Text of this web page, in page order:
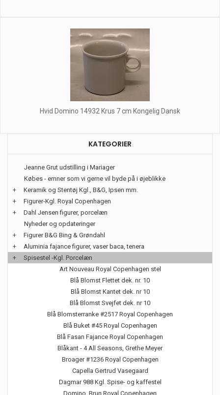
Hvid Domino 14932 Krus 7 cm Kongelig Dansk
KATEGORIER
Jeanne Grut udstilling i Mariager
Købes - emner som vi gerne vil byde på i øjeblikke
+
Keramik og Stentøj Kgl., B&G, Ipsen mm.
+
Figurer-Kgl. Royal Copenhagen
+
Dahl Jensen figurer, porcelæn
Nyheder og opdateringer
+
Figurer B&G Bing & Grøndahl
+
Aluminia fajance figurer, vaser baca, tenera
+
Spisestel -Kgl. Porcelæn
Art Nouveau Royal Copenhagen stel
Blå Blomst Flettet dek. nr. 10
Blå Blomst Kantet dek. nr 10
Blå Blomst Svejfet dek. nr 10
Blå Blomsterranke #2517 Royal Copenhagen
Blå Buket #45 Royal Copenhagen
Blå Fasan Fajance Royal Copenhagen
Blåkant - 4 All Seasons, Grethe Meyer
Broager #1236 Royal Copenhagen
Capella Gertrud Vasegaard
Dagmar 988 Kgl. Spise- og kaffestel
Domino, Brun Royal Copenhagen